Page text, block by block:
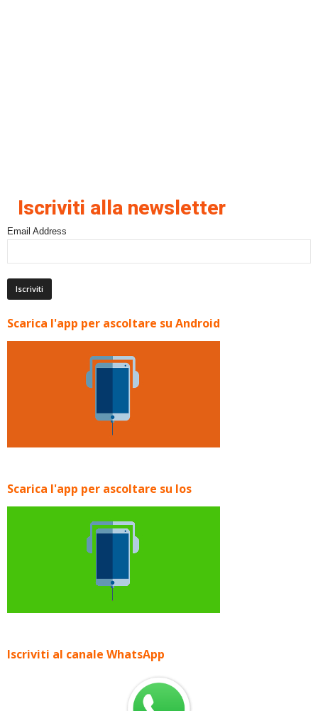
Iscriviti alla newsletter
Email Address
Scarica l'app per ascoltare su Android
Scarica l'app per ascoltare su Ios
Iscriviti al canale WhatsApp